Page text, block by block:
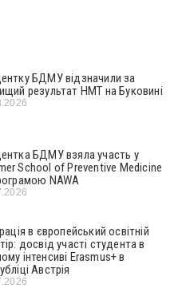
БДМУ відзначили за
результат НМТ на Буковині
БДМУ взяла участь у
School of Preventive Medicine
NAWA
в європейський освітній
досвід участі студента в
інтенсиві Erasmus+ в
Австрія